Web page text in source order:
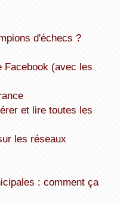
d'échecs ?